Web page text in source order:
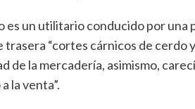
es un utilitario conducido por una
trasera “cortes cárnicos de cerdo
de la mercadería, asimismo,
la venta”.